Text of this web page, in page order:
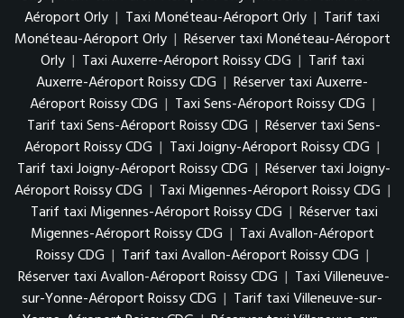
Aéroport Orly | Taxi Monéteau-Aéroport Orly | Tarif taxi
Monéteau-Aéroport Orly | Réserver taxi Monéteau-Aéroport
Orly | Taxi Auxerre-Aéroport Roissy CDG | Tarif taxi
Auxerre-Aéroport Roissy CDG | Réserver taxi Auxerre-
Aéroport Roissy CDG | Taxi Sens-Aéroport Roissy CDG |
Tarif taxi Sens-Aéroport Roissy CDG | Réserver taxi Sens-
Aéroport Roissy CDG | Taxi Joigny-Aéroport Roissy CDG |
Tarif taxi Joigny-Aéroport Roissy CDG | Réserver taxi Joigny-
Aéroport Roissy CDG | Taxi Migennes-Aéroport Roissy CDG |
Tarif taxi Migennes-Aéroport Roissy CDG | Réserver taxi
Migennes-Aéroport Roissy CDG | Taxi Avallon-Aéroport
Roissy CDG | Tarif taxi Avallon-Aéroport Roissy CDG |
Réserver taxi Avallon-Aéroport Roissy CDG | Taxi Villeneuve-
sur-Yonne-Aéroport Roissy CDG | Tarif taxi Villeneuve-sur-